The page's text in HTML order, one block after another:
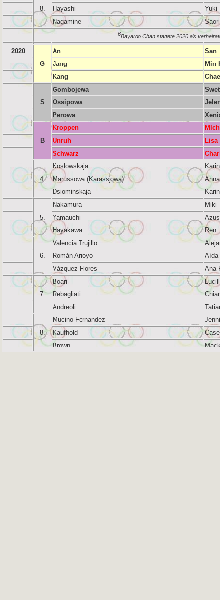
8.
Hayashi
Yuki
Nagamine
Saori
6Bayardo Chan startete 2020 als
2020
G
An
San
Jang
Min
Kang
S
Gombojewa
Ossipowa
Perowa
B
Kroppen
Unruh
Lisa
Schwarz
4.
Koslowskaja
Marussowa (Karassjowa)
Anna
Dsiominskaja
5.
Nakamura
Miki
Yamauchi
Hayakawa
Ren
6.
Valencia Trujillo
Román Arroyo
Aída
Vázquez Flores
Ana
7.
Boari
Rebagliati
Andreoli
8.
Mucino-Fernandez
Kaufhold
Brown